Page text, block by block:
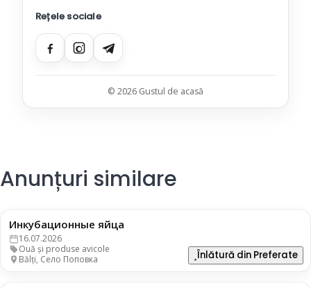
Rețele sociale
© 2026 Gustul de acasă
Anunțuri similare
Инкубационные яйца
16.07.2026
Ouă și produse avicole
Bălți, Село Поповка
Înlătură din Preferate